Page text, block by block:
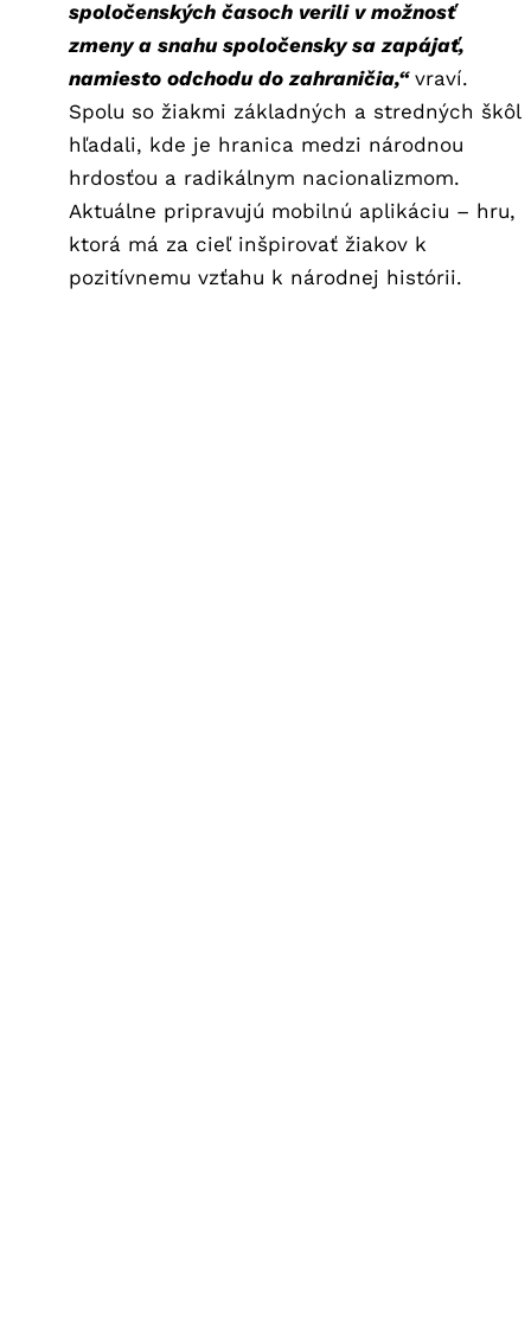
spoločenských časoch verili v možnosť
zmeny a snahu spoločensky sa zapájať,
namiesto odchodu do zahraničia,“ vraví.
Spolu so žiakmi základných a stredných škôl
hľadali, kde je hranica medzi národnou
hrdosťou a radikálnym nacionalizmom.
Aktuálne pripravujú mobilnú aplikáciu – hru,
ktorá má za cieľ inšpirovať žiakov k
pozitívnemu vzťahu k národnej histórii.